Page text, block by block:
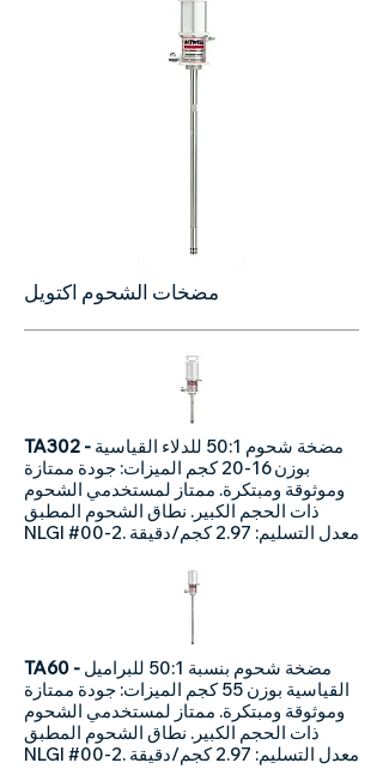
مضخات الشحوم اكتويل
TA302 -
بوزن 16-20 كجم الميزات: جودة ممتازة
وموثوقة ومبتكرة. ممتاز لمستخدمي الشحوم
ذات الحجم الكبير. نطاق الشحوم المطبق
NLGI #00-2. معدل التسليم: 2.97 كجم/دقيقة
TA60 -​
القياسية بوزن 55 كجم الميزات: جودة ممتازة
وموثوقة ومبتكرة. ممتاز لمستخدمي الشحوم
ذات الحجم الكبير. نطاق الشحوم المطبق
NLGI #00-2. معدل التسليم: 2.97 كجم/دقيقة